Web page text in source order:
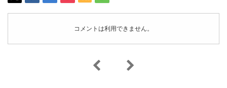
コメントは利用できません。